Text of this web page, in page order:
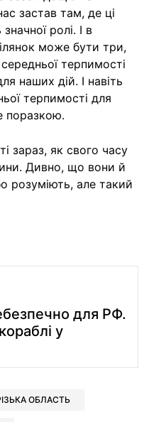
застав там, де ці
ролі. І в
може бути три,
терпимості
наших дій. І навіть
терпимості для
поразкою.
зараз, як свого часу
Дивно, що вони й
розуміють, але такий
для РФ.
у
ОБЛАСТЬ